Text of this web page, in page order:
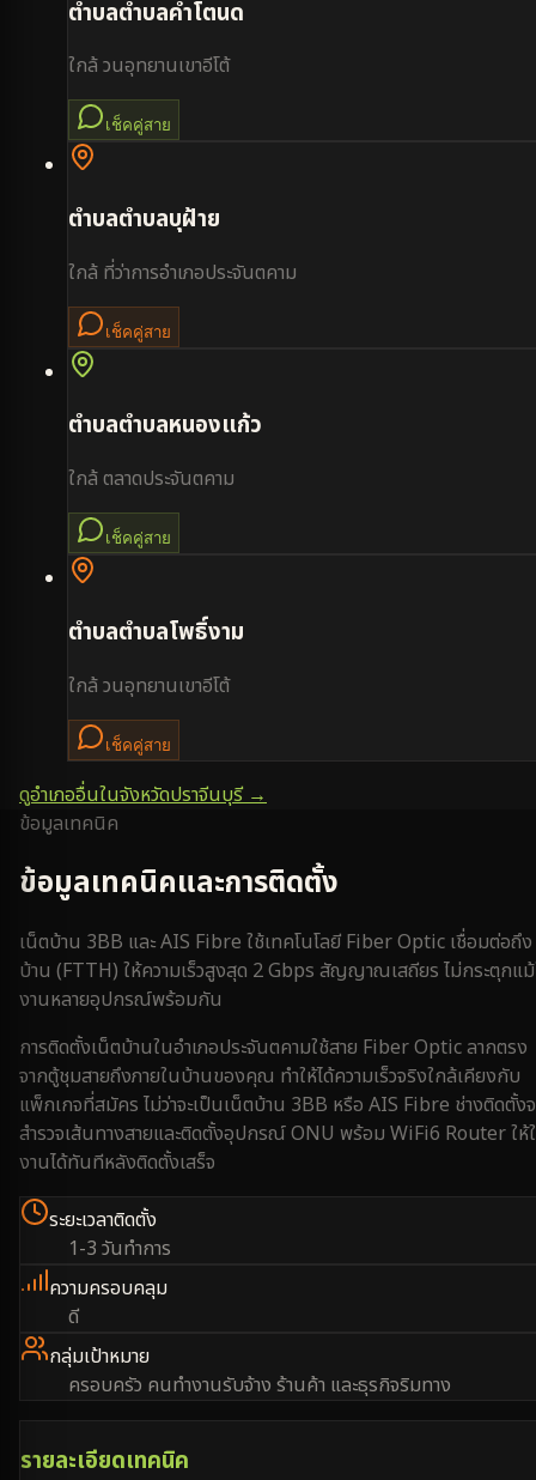
ตำบลตำบลคำโตนด
ใกล้วนอุทยานเขาอีโต้
เช็คคู่สาย
ตำบลตำบลบุฝ้าย
ใกล้ ที่ว่าการอำเภอประจันตคาม
เช็คคู่สาย
ตำบลตำบลหนองแก้ว
ใกล้ตลาดประจันตคาม
เช็คคู่สาย
ตำบลตำบลโพธิ์งาม
ใกล้วนอุทยานเขาอีโต้
เช็คคู่สาย
ดูอำเภออื่นในจังหวัดปราจีนบุรี→
ข้อมูลเทคนิค
ข้อมูลเทคนิคและการติดตั้ง
เน็ตบ้าน 3BB และ AIS Fibre ใช้เทคโนโลยี Fiber Optic เชื่อมต่อถึง
บ้าน (FTTH) ให้ความเร็วสูงสุด 2 Gbps สัญญาณเสถียร ไม่กระตุกแ
งานหลายอุปกรณ์พร้อมกัน
การติดตั้งเน็ตบ้านในอำเภอประจันตคามใช้สาย Fiber Optic ลากตรง
จากตู้ชุมสายถึงภายในบ้านของคุณ ทำให้ได้ความเร็วจริงใกล้เคียงกับ
แพ็กเกจที่สมัคร ไม่ว่าจะเป็นเน็ตบ้าน 3BB หรือ AIS Fibre ช่างติดตั้ง
สำรวจเส้นทางสายและติดตั้งอุปกรณ์ ONU พร้อม WiFi6 Router ให้
งานได้ทันทีหลังติดตั้งเสร็จ
ระยะเวลาติดตั้ง
1-3 วันทำการ
ความครอบคลุม
ดี
กลุ่มเป้าหมาย
ครอบครัว คนทำงานรับจ้าง ร้านค้า และธุรกิจริมทาง
รายละเอียดเทคนิค